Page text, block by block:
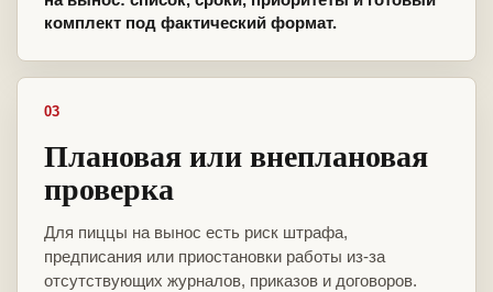
комплект под фактический формат.
03
Плановая или внеплановая
проверка
Для пиццы на вынос есть риск штрафа,
предписания или приостановки работы из-за
отсутствующих журналов, приказов и договоров.